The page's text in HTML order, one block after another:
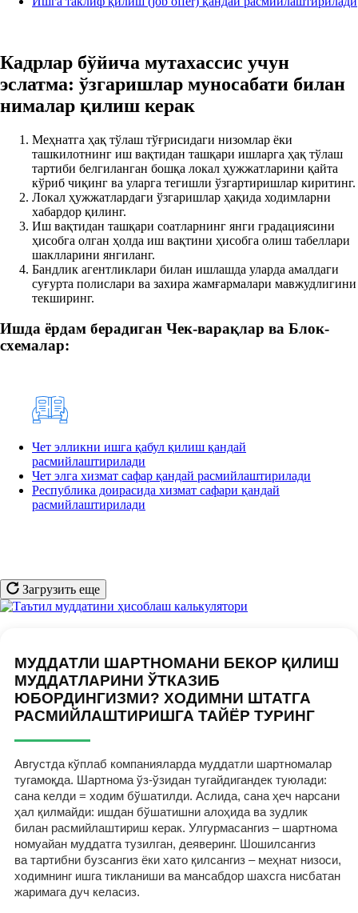
Кадрлар бўйича мутахассис учун
эслатма: ўзгаришлар муносабати билан
нималар қилиш керак
Меҳнатга ҳақ тўлаш тўғрисидаги низомлар ёки
ташкилотнинг иш вақтидан ташқари ишларга ҳақ тўлаш
тартиби белгиланган бошқа локал ҳужжатларини қайта
кўриб чиқинг ва уларга тегишли ўзгартиришлар киритинг.
Локал ҳужжатлардаги ўзгаришлар ҳақида ходимларни
хабардор қилинг.
Иш вақтидан ташқари соатларнинг янги градациясини
ҳисобга олган ҳолда иш вақтини ҳисобга олиш табеллари
шаклларини янгиланг.
Бандлик агентликлари билан ишлашда уларда амалдаги
суғурта полислари ва захира жамғармалари мавжудлигини
текширинг.
Ишда ёрдам берадиган Чек-варақлар ва Блок-
схемалар:
Чет элликни ишга қабул қилиш қандай
расмийлаштирилади
Чет элга хизмат сафар қандай расмийлаштирилади
Республика доирасида хизмат сафари қандай
расмийлаштирилади
Загрузить еще
МУДДАТЛИ ШАРТНОМАНИ БЕКОР ҚИЛИШ
МУДДАТЛАРИНИ ЎТКАЗИБ
ЮБОРДИНГИЗМИ? ХОДИМНИ ШТАТГА
РАСМИЙЛАШТИРИШГА ТАЙЁР ТУРИНГ
Августда кўплаб компанияларда муддатли шартномалар
тугамоқда. Шартнома ўз-ўзидан тугайдигандек туюлади:
сана келди = ходим бўшатилди. Аслида, сана ҳеч нарсани
ҳал қилмайди: ишдан бўшатишни алоҳида ва зудлик
билан расмийлаштириш керак. Улгурмасангиз – шартнома
номуайан муддатга тузилган, деяверинг. Шошилсангиз
ва тартибни бузсангиз ёки хато қилсангиз – меҳнат низоси,
ходимнинг ишга тикланиши ва мансабдор шахсга нисбатан
жаримага дуч келасиз.